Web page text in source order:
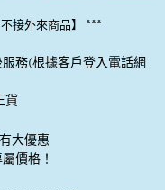
接外來商品】 ***
務(根據客戶登入電話網
貨
大優惠
價格！